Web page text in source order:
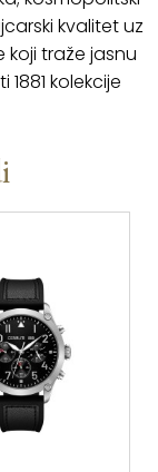
kvalitet uz
traže jasnu
kolekcije